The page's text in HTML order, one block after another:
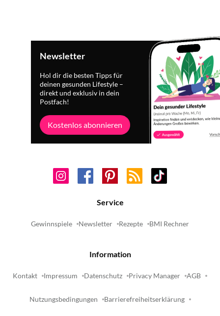
Newsletter
Hol dir die besten Tipps für
deinen gesunden Lifestyle –
direkt und exklusiv in dein
Postfach!
Kostenlos abonnieren
Service
Gewinnspiele Newsletter Rezepte BMI Rechner
Information
Kontakt Impressum Datenschutz Privacy Manager AGB
Nutzungsbedingungen Barrierefreiheitserklärung